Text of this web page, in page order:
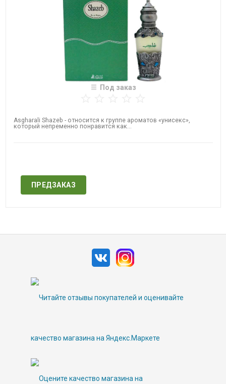
Под заказ
Asgharali Shazeb - относится к группе ароматов «унисекс»,
который непременно понравится как...
ПРЕДЗАКАЗ